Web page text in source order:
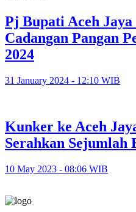
Pj Bupati Aceh
Cadangan Pangan
2024
31 January 2024 - 12:10 WIB
Kunker ke Aceh
Serahkan Sejumlah
10 May 2023 - 08:06 WIB